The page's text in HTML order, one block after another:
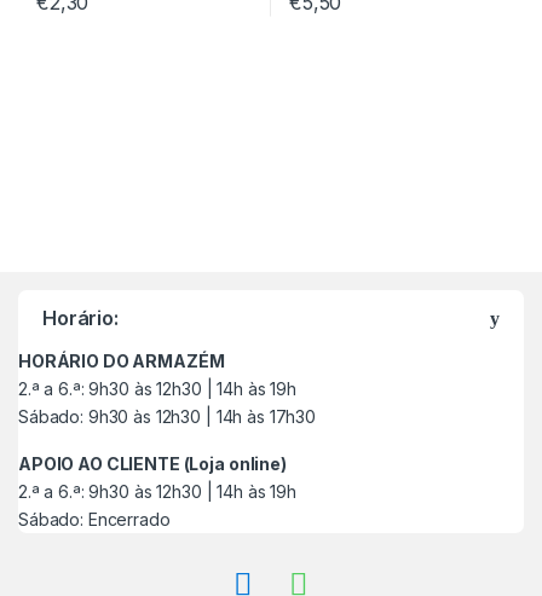
Horário:
HORÁRIO DO ARMAZÉM
2.ª a 6.ª: 9h30 às 12h30 | 14h às 19h
Sábado: 9h30 às 12h30 | 14h às 17h30
APOIO AO CLIENTE (Loja online)
2.ª a 6.ª: 9h30 às 12h30 | 14h às 19h
Sábado: Encerrado